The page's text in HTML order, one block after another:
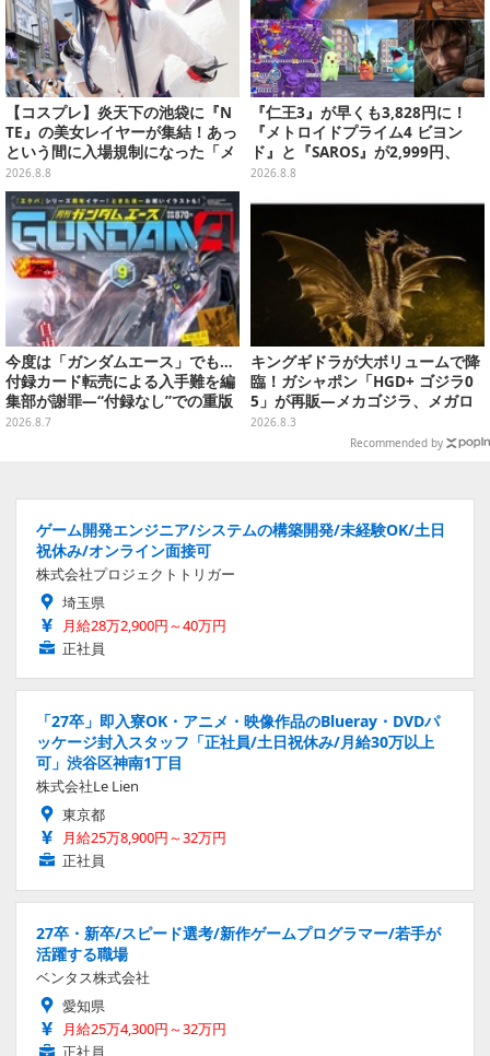
【コスプレ】炎天下の池袋に『N
TE』の美女レイヤーが集結！あっ
という間に入場規制になった「メ
ェメェ村の大冒険」をレポート
【写真28枚】
2026.8.8
『仁王3』が早くも3,828円に！
『メトロイドプライム4 ビヨン
ド』と『SAROS』が2,999円、
『メタルギアソリッド Δ』は2,49
ールは8月8日から
2026.8.8
今度は「ガンダムエース」でも…
付録カード転売による入手難を編
集部が謝罪―“付録なし”での重版
対応を進行中
2026.8.7
キングギドラが大ボリュームで降
臨！ガシャポン「HGD+ ゴジラ0
5」が再販―メカゴジラ、メガロ
なども揃った全4種
2026.8.3
Recommended by
ゲーム開発エンジニア/システムの構築開発/未経験OK/土日
祝休み/オンライン面接可
株式会社プロジェクトトリガー
埼玉県
月給28万2,900円～40万円
正社員
「27卒」即入寮OK・アニメ・映像作品のBlueray・DVDパ
ッケージ封入スタッフ「正社員/土日祝休み/月給30万以上
可」渋谷区神南1丁目
株式会社Le Lien
東京都
月給25万8,900円～32万円
正社員
27卒・新卒/スピード選考/新作ゲームプログラマー/若手が
活躍する職場
ベンタス株式会社
愛知県
月給25万4,300円～32万円
正社員